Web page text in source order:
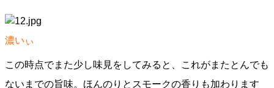
濃いぃ
この時点でまた少し味見をしてみると、これがまたとんでも
ないまでの旨味。ほんのりとスモークの香りも加わります